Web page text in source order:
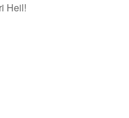
Heil!